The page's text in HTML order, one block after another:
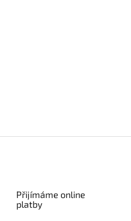
Přijímáme online
platby